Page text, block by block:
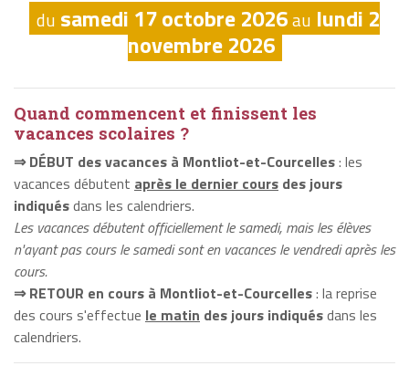
du samedi 17 octobre 2026au lundi 2
novembre 2026
Quand commencent et finissent les
vacances scolaires ?
⇒ DÉBUT des vacances à Montliot-et-Courcelles: les
vacances débutent après le dernier cours des jours
indiquésdans les calendriers.
Les vacances débutent officiellement le samedi, mais les élèves
n'ayant pas cours le samedi sont en vacances le vendredi après les
cours.
⇒ RETOUR en cours à Montliot-et-Courcelles: la reprise
des cours s'effectue le matin des jours indiquésdans les
calendriers.